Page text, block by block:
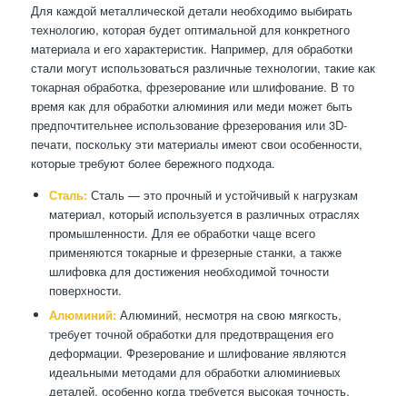
Для каждой металлической детали необходимо выбирать
технологию, которая будет оптимальной для конкретного
материала и его характеристик. Например, для обработки
стали могут использоваться различные технологии, такие как
токарная обработка, фрезерование или шлифование. В то
время как для обработки алюминия или меди может быть
предпочтительнее использование фрезерования или 3D-
печати, поскольку эти материалы имеют свои особенности,
которые требуют более бережного подхода.
Сталь:Сталь — это прочный и устойчивый к нагрузкам
материал, который используется в различных отраслях
промышленности. Для ее обработки чаще всего
применяются токарные и фрезерные станки, а также
шлифовка для достижения необходимой точности
поверхности.
Алюминий:Алюминий, несмотря на свою мягкость,
требует точной обработки для предотвращения его
деформации. Фрезерование и шлифование являются
идеальными методами для обработки алюминиевых
деталей, особенно когда требуется высокая точность.